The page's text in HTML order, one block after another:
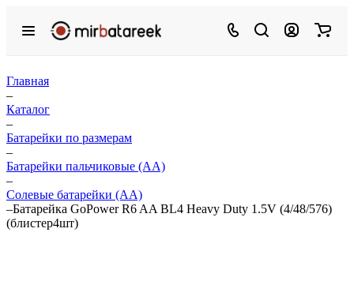
Главная
–
Каталог
–
Батарейки по размерам
–
Батарейки пальчиковые (АА)
–
Солевые батарейки (АА)
–Батарейка GoPower R6 AA BL4 Heavy Duty 1.5V (4/48/576)
(блистер4шт)